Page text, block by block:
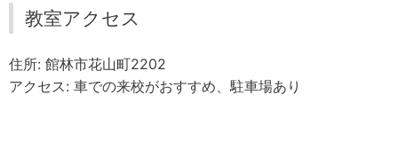
教室アクセス
住所: 館林市花山町2202
アクセス: 車での来校がおすすめ、駐車場あり